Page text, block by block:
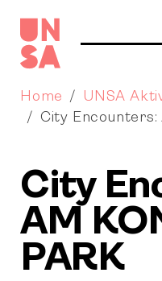
Home
UNSA
City Encounters:
City
AM
PARK